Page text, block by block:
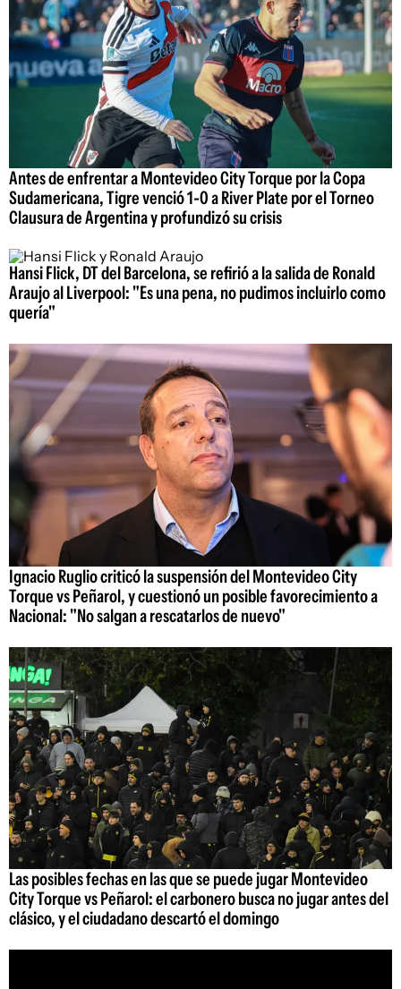
Antes de enfrentar a Montevideo City Torque por la Copa
Sudamericana, Tigre venció 1-0 a River Plate por el Torneo
Clausura de Argentina y profundizó su crisis
Hansi Flick, DT del Barcelona, se refirió a la salida de Ronald
Araujo al Liverpool: "Es una pena, no pudimos incluirlo como
quería"
Ignacio Ruglio criticó la suspensión del Montevideo City
Torque vs Peñarol, y cuestionó un posible favorecimiento a
Nacional: "No salgan a rescatarlos de nuevo"
Las posibles fechas en las que se puede jugar Montevideo
City Torque vs Peñarol: el carbonero busca no jugar antes del
clásico, y el ciudadano descartó el domingo